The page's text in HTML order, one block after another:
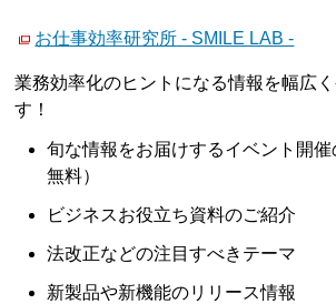
お仕事効率研究所 - SMILE LAB -
業務効率化のヒントになる情報を幅広
す！
旬な情報をお届けするイベント開
無料）
ビジネスお役立ち資料のご紹介
法改正などの注目すべきテーマ
新製品や新機能のリリース情報